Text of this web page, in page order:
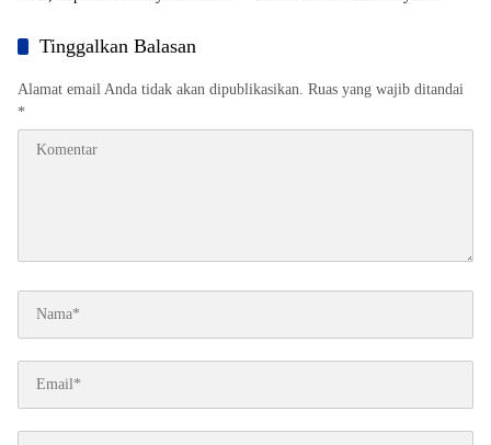
Tinggalkan Balasan
Alamat email Anda tidak akan dipublikasikan. Ruas yang wajib ditandai
*